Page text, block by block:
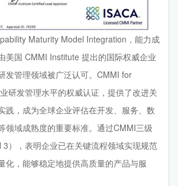
Maturity Model Integration，能力成
美国 CMMI Institute 提出的国际权威企业
发管理领域被广泛认可。CMMI for
研发管理水平的权威认证，提供了改进关
践，成为全球企业评估在开发、服务、数
领域成熟度的重要标准。通过CMMI三级
），表明企业已在关键流程领域实现规范
化，能够稳定地提供高质量的产品与服